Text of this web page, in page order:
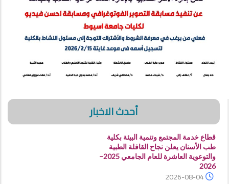
أحدث الاخبار
قطاع خدمة المجتمع وتنمية البيئة بكلية
طب الأسنان يعلن نجاح القافلة الطبية
والتوعوية العاشرة للعام الجامعي 2025–
2026
2026-08-04